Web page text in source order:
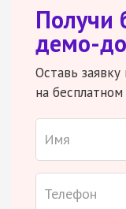
Получи
демо-
Оставь
на